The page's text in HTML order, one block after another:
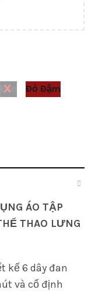
Đen
Đỏ Đậm
ÁO TẬP
THAO LƯNG
kế 6 dây đan
và cố định